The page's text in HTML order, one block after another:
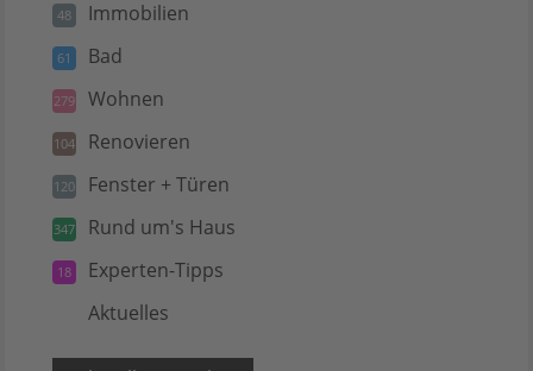
48 Immobilien
61 Bad
279 Wohnen
104 Renovieren
120 Fenster + Türen
347 Rund um's Haus
18 Experten-Tipps
Aktuelles